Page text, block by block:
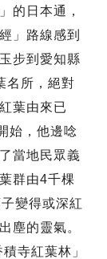
的日本通，
」路線感到
步到愛知縣
名所，絕對
葉由來已
始，他邊唸
當地民眾義
群由4千棵
變得或深紅
塵的靈氣。
寺紅葉林」